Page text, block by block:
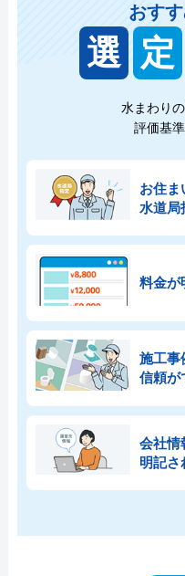
おす
選 定
水まわり
評価基
お住ま
水道局
料金が
施工事
信頼が
会社情
明記さ